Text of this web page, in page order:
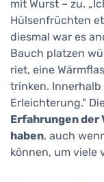
mit Wurst – zu.
Hülsenfrüchten
diesmal war es
Bauch platzen
riet, eine
trinken.
Erleichterung."
Erfahrungen der
haben, auch
können, um viele